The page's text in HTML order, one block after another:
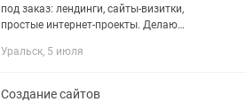
под заказ: лендинги, сайты-визитки,
простые интернет-проекты. Делаю
телефоны и базовую оптимизацию.
Уральск, 5 июля
Создание сайтов